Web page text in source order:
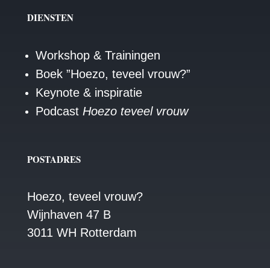
DIENSTEN
Workshop & Trainingen
Boek ”Hoezo, teveel vrouw?”
Keynote & inspiratie
Podcast Hoezo teveel vrouw
POSTADRES
Hoezo, teveel vrouw?
Wijnhaven 47 B
3011 WH Rotterdam